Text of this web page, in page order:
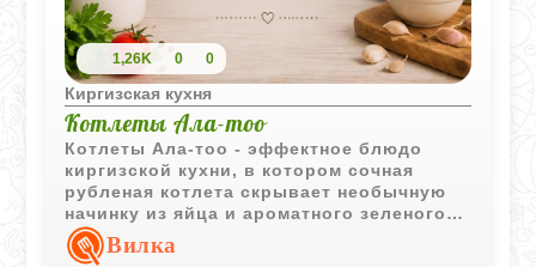
1,26K 0 0
Киргизская кухня
Котлеты Ала-тоо
Котлеты Ала-тоо - эффектное блюдо
киргизской кухни, в котором сочная
рубленая котлета скрывает необычную
начинку из яйца и ароматного зеленого
масла. Подача с овощами и картофелем
делает блюдо полноценным и очень
Вилка